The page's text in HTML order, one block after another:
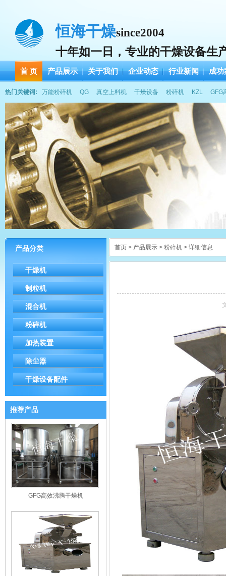
恒海干燥since2004
十年如一日，专业的干燥设备生
首 页 产品展示 关于我们 企业动态 行业新闻 成功
热门关键词: 万能粉碎机 QG 真空上料机 干燥设备 粉碎机 KZL GFG
产品分类
干燥机
制粒机
混合机
粉碎机
加热装置
除尘器
干燥设备配件
推荐产品
GFG高效沸腾干燥机
首页 > 产品展示 > 粉碎机 > 详细信息